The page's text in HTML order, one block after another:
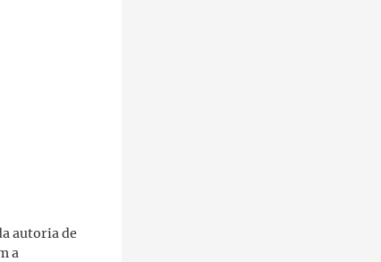
autoria de
a